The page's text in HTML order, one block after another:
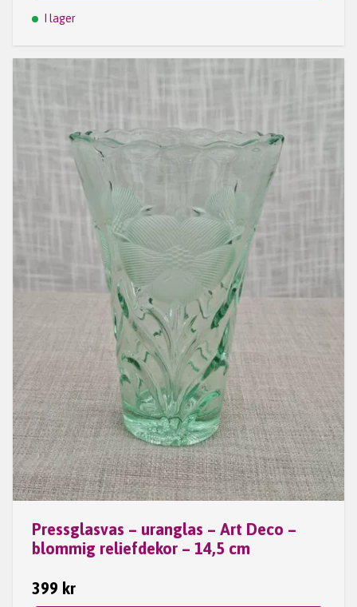
I lager
Pressglasvas – uranglas – Art Deco –
blommig reliefdekor – 14,5 cm
399 kr